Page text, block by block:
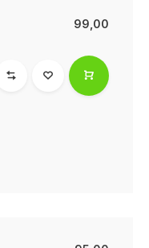
99,00